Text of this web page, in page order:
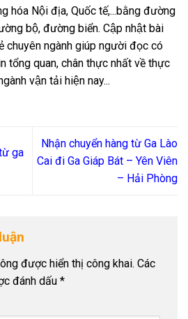
hóa Nội địa, Quốc tế,...bằng đường
bộ, đường biển. Cập nhật bài
chuyên ngành giúp người đọc có
tổng quan, chân thực nhất về thực
vận tải hiện nay...
ga
Nhận chuyển hàng từ Ga Lào
Cai đi Ga Giáp Bát – Yên Viên
– Hải Phòng
được hiển thị công khai. Các
đánh dấu *